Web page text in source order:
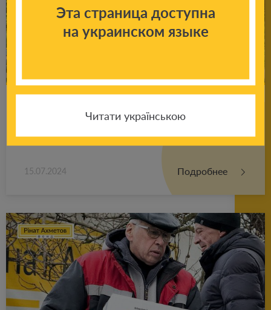
Кемп» від Фонду Ріната Ах­ме­то­ва для
дітей, які по­ст­раж­да­ли від війни
15.07.2024 Подробнее
Эта страница доступна
на украинском языке
Читати українською